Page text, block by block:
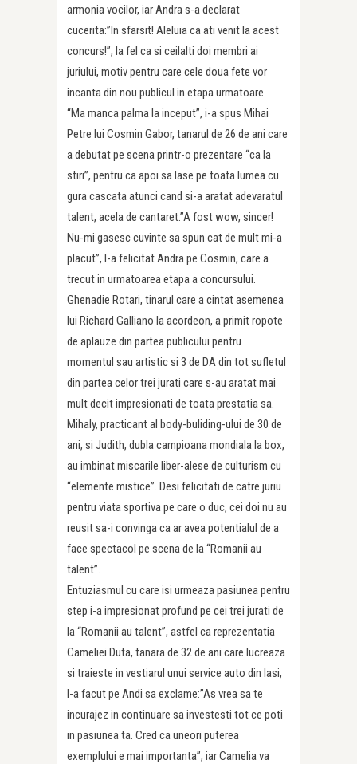
armonia vocilor, iar Andra s-a declarat
cucerita:”In sfarsit! Aleluia ca ati venit la acest
concurs!”, la fel ca si ceilalti doi membri ai
juriului, motiv pentru care cele doua fete vor
incanta din nou publicul in etapa urmatoare.
“Ma manca palma la inceput”, i-a spus Mihai
Petre lui Cosmin Gabor, tanarul de 26 de ani care
a debutat pe scena printr-o prezentare “ca la
stiri”, pentru ca apoi sa lase pe toata lumea cu
gura cascata atunci cand si-a aratat adevaratul
talent, acela de cantaret.”A fost wow, sincer!
Nu-mi gasesc cuvinte sa spun cat de mult mi-a
placut”, l-a felicitat Andra pe Cosmin, care a
trecut in urmatoarea etapa a concursului.
Ghenadie Rotari, tinarul care a cintat asemenea
lui Richard Galliano la acordeon, a primit ropote
de aplauze din partea publicului pentru
momentul sau artistic si 3 de DA din tot sufletul
din partea celor trei jurati care s-au aratat mai
mult decit impresionati de toata prestatia sa.
Mihaly, practicant al body-buliding-ului de 30 de
ani, si Judith, dubla campioana mondiala la box,
au imbinat miscarile liber-alese de culturism cu
“elemente mistice”. Desi felicitati de catre juriu
pentru viata sportiva pe care o duc, cei doi nu au
reusit sa-i convinga ca ar avea potentialul de a
face spectacol pe scena de la “Romanii au
talent”.
Entuziasmul cu care isi urmeaza pasiunea pentru
step i-a impresionat profund pe cei trei jurati de
la “Romanii au talent”, astfel ca reprezentatia
Cameliei Duta, tanara de 32 de ani care lucreaza
si traieste in vestiarul unui service auto din Iasi,
l-a facut pe Andi sa exclame:”As vrea sa te
incurajez in continuare sa investesti tot ce poti
in pasiunea ta. Cred ca uneori puterea
exemplului e mai importanta”, iar Camelia va